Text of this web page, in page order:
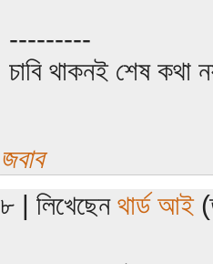
---------
চাবি থাকনই শেষ কথা
জবাব
৮ | লিখেছেন থার্ড আই